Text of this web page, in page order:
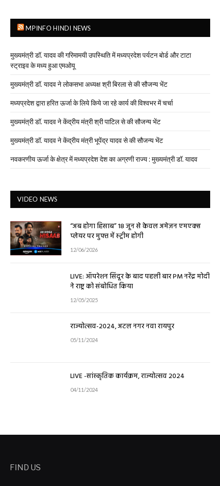
MPINFO HINDI NEWS
मुख्यमंत्री डॉ. यादव की गरिमामयी उपस्थिति में मध्यप्रदेश पर्यटन बोर्ड और टाटा
स्ट्राइव के मध्य हुआ एमओयू
मुख्यमंत्री डॉ. यादव ने लोकसभा अध्यक्ष श्री बिरला से की सौजन्य भेंट
मध्यप्रदेश द्वारा हरित ऊर्जा के लिये किये जा रहे कार्य की विश्वभर में चर्चा
मुख्यमंत्री डॉ. यादव ने केंद्रीय मंत्री श्री पाटिल से की सौजन्य भेंट
मुख्यमंत्री डॉ. यादव ने केंद्रीय मंत्री भूपेंद्र यादव से की सौजन्य भेंट
नवकरणीय ऊर्जा के क्षेत्र में मध्यप्रदेश देश का अग्रणी राज्य : मुख्यमंत्री डॉ. यादव
VIDEO NEWS
“अब होगा हिसाब” 18 जून से केवल अमेज़न एमएक्स
प्लेयर पर मुफ्त में स्ट्रीम होगी
12/06/2026
LIVE: ऑपरेशन सिंदूर के बाद पहली बार PM नरेंद्र मोदी
ने राष्ट्र को संबोधित किया
12/05/2025
राज्योत्सव-2024, अटल नगर नवा रायपुर
05/11/2024
LIVE -सांस्कृतिक कार्यक्रम, राज्योत्सव 2024
04/11/2024
FIND US